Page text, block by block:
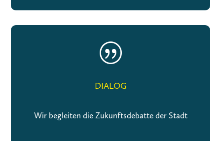
|
DIALOG
Wir begleiten die Zukunftsdebatte der Stadt